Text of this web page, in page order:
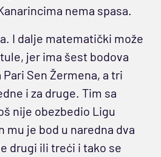
nema spasa.
I dalje matematički može
jer ima šest bodova
Sen Žermena, a tri
i za druge. Tim sa
nije obezbedio Ligu
mu je bod u naredna dva
drugi ili treći i tako se